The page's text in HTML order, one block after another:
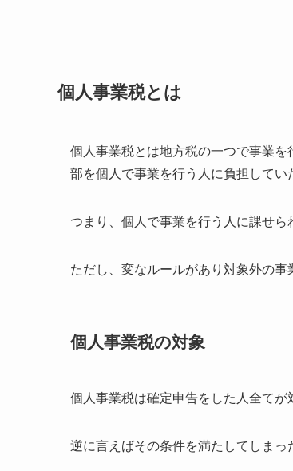
個人事業税とは
個人事業税とは地方税の一つで事業
部を個人で事業を行う人に負担してい
つまり、個人で事業を行う人に課せら
ただし、変なルールがあり対象外の事
個人事業税の対象
個人事業税は確定申告をした人全てが
逆に言えばその条件を満たしてしまっ